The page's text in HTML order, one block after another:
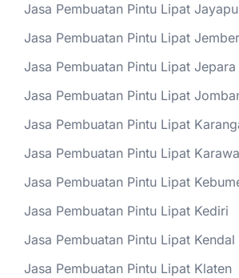
Jasa Pembuatan Pintu Lipat
Jasa Pembuatan Pintu Lipat Jember
Jasa Pembuatan Pintu Lipat Jepara
Jasa Pembuatan Pintu Lipat
Jasa Pembuatan Pintu Lipat
Jasa Pembuatan Pintu Lipat
Jasa Pembuatan Pintu Lipat
Jasa Pembuatan Pintu Lipat Kediri
Jasa Pembuatan Pintu Lipat Kendal
Jasa Pembuatan Pintu Lipat Klaten